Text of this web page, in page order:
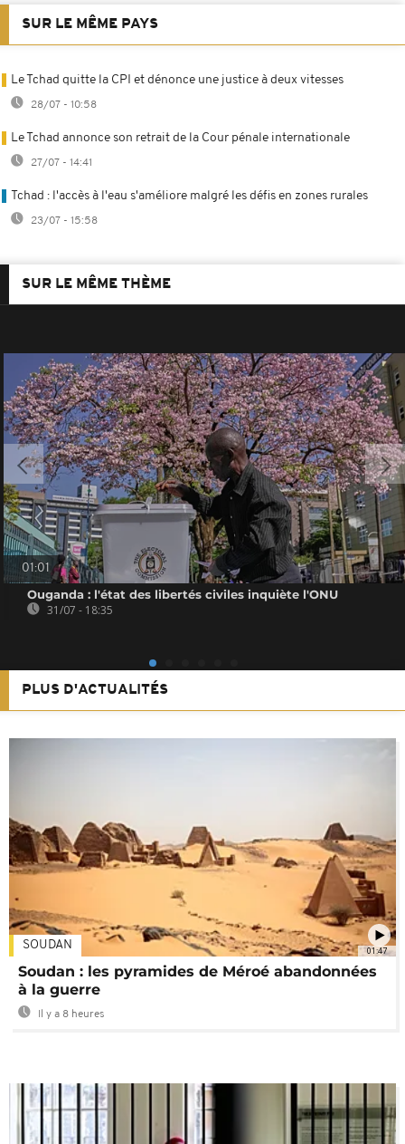
SUR LE MÊME PAYS
Le Tchad quitte la CPI et dénonce une justice à deux vitesses
28/07 - 10:58
Le Tchad annonce son retrait de la Cour pénale internationale
27/07 - 14:41
Tchad : l'accès à l'eau s'améliore malgré les défis en zones rurales
23/07 - 15:58
SUR LE MÊME THÈME
01:01
Ouganda : l'état des libertés civiles inquiète l'ONU
31/07 - 18:35
PLUS D'ACTUALITÉS
01:47
SOUDAN
Soudan : les pyramides de Méroé abandonnées
à la guerre
Il y a 8 heures